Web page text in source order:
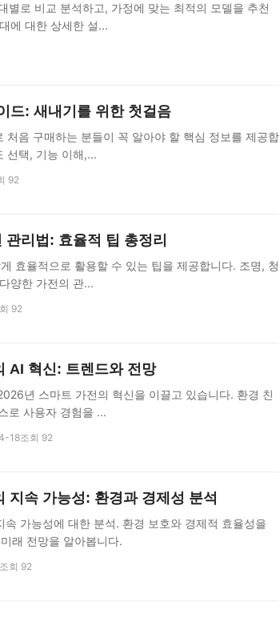
별로 비교 분석하고, 가정에 맞는 최적의 모델을 추천
에 대한 상세한 설...
드: 새내기를 위한 첫걸음
처음 구매하는 분들이 꼭 알아야 할 핵심 정보를 제공합
선택, 기능 이해,...
92
리법: 효율적 팁 총정리
효율적으로 활용할 수 있는 팁을 제공합니다. 조명, 청
양한 가전의 관...
92
AI 혁신: 트렌드와 전망
년 스마트 가전의 혁신을 이끌고 있습니다. 환경 친
로 사용자 경험을 ...
18조회 92
지속 가능성: 환경과 경제성 분석
가능성에 대한 분석. 환경 보호와 경제적 효율성을
래 전망을 알아봅니다.
조회 92